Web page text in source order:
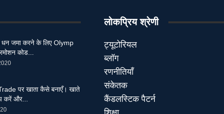
जमा करने के लिए Olymp
कोड...
पर खाता कैसे बनाएँ। खाते
करें और...
लोकप्रिय श्रेणी
ट्यूटोरियल
ब्लॉग
रणनीतियाँ
संकेतक
कैंडलस्टिक पैटर्न